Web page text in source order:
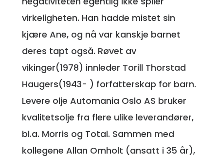
virkeligheten. Han hadde mistet sin
kjære Ane, og nå var kanskje barnet
deres tapt også. Røvet av
vikinger(1978) innleder Torill Thorstad
Haugers(1943- ) forfatterskap for barn.
Levere olje Automania Oslo AS bruker
kvalitetsolje fra flere ulike leverandører,
bl.a. Morris og Total. Sammen med
kollegene Allan Omholt (ansatt i 35 år),